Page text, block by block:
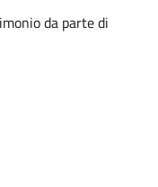
da parte di